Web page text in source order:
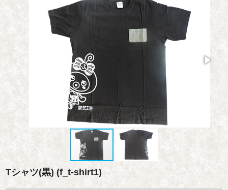
Tシャツ(黒) (f_t-shirt1)